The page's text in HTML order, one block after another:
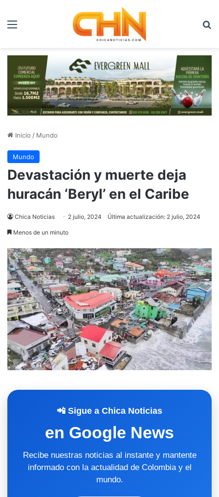
Menú
Inicio / Mundo
Mundo
Devastación y muerte deja
huracán ‘Beryl’ en el Caribe
Chica Noticias 2 julio, 2024 Última actualización: 2 julio, 2024
Menos de un minuto
📲 Sigue a Chica Noticias
en Google News
Recibe nuestras noticias al instante y mantente
informado con la actualidad de Colombia y el
mundo.